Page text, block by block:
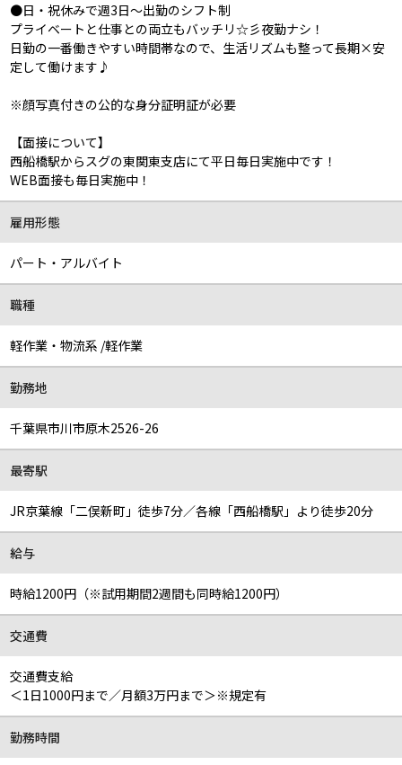
●日・祝休みで週3日～出勤のシフト制
プライベートと仕事との両立もバッチリ☆彡夜勤ナシ！
日勤の一番働きやすい時間帯なので、生活リズムも整って長期×安
定して働けます♪
※顔写真付きの公的な身分証明証が必要
【面接について】
西船橋駅からスグの東関東支店にて平日毎日実施中です！
WEB面接も毎日実施中！
雇用形態
パート・アルバイト
職種
軽作業・物流系 /軽作業
勤務地
千葉県市川市原木2526-26
最寄駅
JR京葉線「二俣新町」徒歩7分／各線「西船橋駅」より徒歩20分
給与
時給1200円（※試用期間2週間も同時給1200円）
交通費
交通費支給
＜1日1000円まで／月額3万円まで＞※規定有
勤務時間